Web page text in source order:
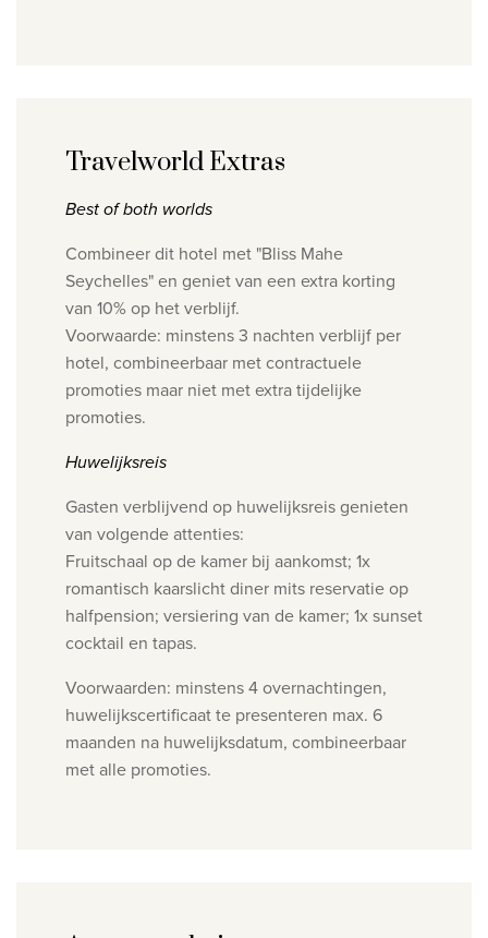
Travelworld Extras
Best of both worlds
Combineer dit hotel met "Bliss Mahe
Seychelles" en geniet van een extra korting
van 10% op het verblijf.
Voorwaarde: minstens 3 nachten verblijf per
hotel, combineerbaar met contractuele
promoties maar niet met extra tijdelijke
promoties.
Huwelijksreis
Gasten verblijvend op huwelijksreis genieten
van volgende attenties:
Fruitschaal op de kamer bij aankomst; 1x
romantisch kaarslicht diner mits reservatie op
halfpension; versiering van de kamer; 1x sunset
cocktail en tapas.
Voorwaarden: minstens 4 overnachtingen,
huwelijkscertificaat te presenteren max. 6
maanden na huwelijksdatum, combineerbaar
met alle promoties.